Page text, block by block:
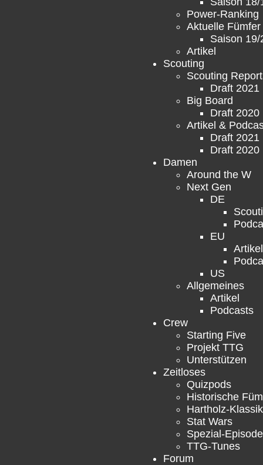
Power-Ranking
Aktuelle Fümfer
Saison 19/
Artikel
Scouting
Scouting
Draft 2021
Big Board
Draft 2020
Artikel &
Draft 2021
Draft 2020
Damen
Around the W
Next Gen
DE
EU
Artikel
US
Allgemeines
Artikel
Podcasts
Crew
Starting Five
Projekt TTG
Unterstützen
Zeitloses
Quizpods
Historische
Hartholz-
Stat Wars
Spezial-
TTG-Tunes
Forum